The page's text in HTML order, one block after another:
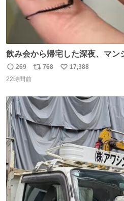
飲み会から帰宅した深夜、マン
ったオニヤンマ様 まさかこんな
思っておらず大興奮しておりま
たが、飛ばないということは弱
うか…素敵すぎる
返
信
269
リ
ト
数
768
い
数
17,388
22時間前